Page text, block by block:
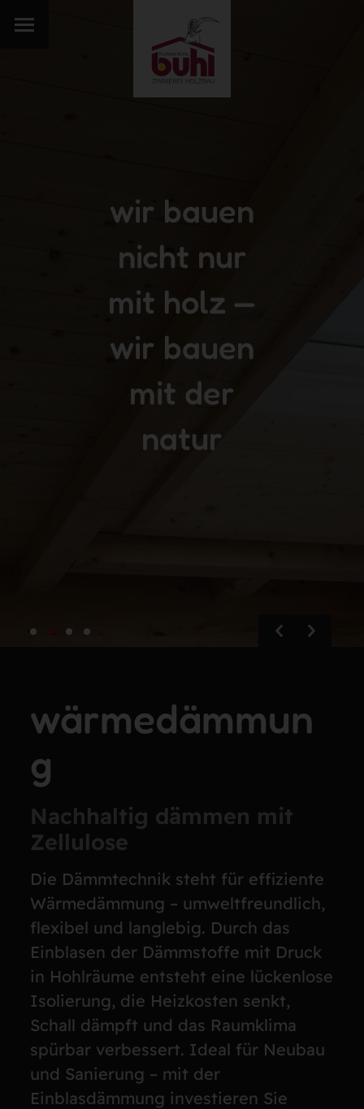
wir bauen
nicht nur
mit holz —
wir bauen
mit der
natur
wärmedämmun
g
Nachhaltig dämmen mit
Zellulose
Die Dämmtechnik steht für effiziente
Wärmedämmung – umweltfreundlich,
flexibel und langlebig. Durch das
Einblasen der Dämmstoffe mit Druck
in Hohlräume entsteht eine lückenlose
Isolierung, die Heizkosten senkt,
Schall dämpft und das Raumklima
spürbar verbessert. Ideal für Neubau
und Sanierung – mit der
Einblasdämmung investieren Sie